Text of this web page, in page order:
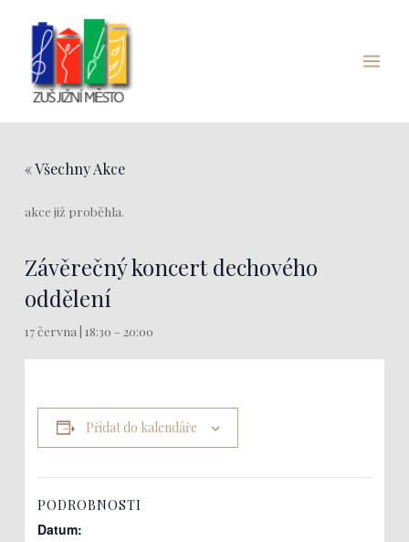
Menu
« Všechny Akce
akce již proběhla.
Závěrečný koncert dechového
oddělení
17 června | 18:30 -20:00
Přidat do kalendáře
PODROBNOSTI
Datum: